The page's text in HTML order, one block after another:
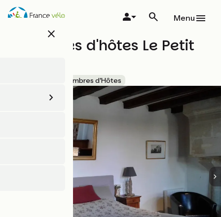
Aller
au
close
Menu
Chambres d'hôtes Le Petit
Chambres d'Hôtes